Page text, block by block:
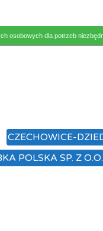
osobowych dla potrzeb
CZECHOWICE-
POLSKA SP. Z O.O.